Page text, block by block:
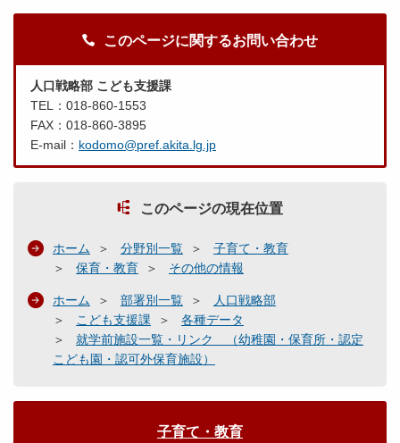
このページに関するお問い合わせ
人口戦略部 こども支援課
TEL：018-860-1553
FAX：018-860-3895
E-mail： kodomo@pref.akita.lg.jp
このページの現在位置
ホーム 分野別一覧
子育て・教育
保育・教育
その他の情報
ホーム 部署別一覧
人口戦略部
こども支援課
各種データ
就学前施設一覧・リンク （幼稚園・保育所・認定
こども園・認可外保育施設）
子育て・教育